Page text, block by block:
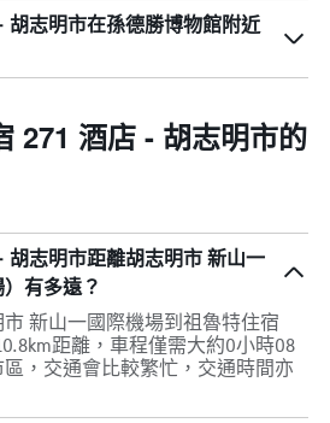
志明市在孫德勝博物館附近
271 酒店 - 胡志明市的
志明市距離胡志明市 新山一
有多遠？
新山一國際機場到祖魯特住宿
距離，車程僅需大約0小時08
，交通會比較繁忙，交通時間亦